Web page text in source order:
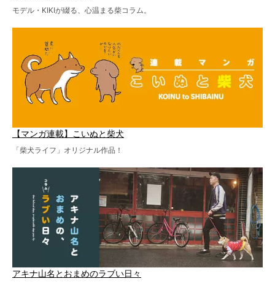
モデル・KIKIが綴る、心温まる柴コラム。
【マンガ連載】こいぬと柴犬
「柴犬ライフ」オリジナル作品！
アキナ山名とおまめのラブい日々